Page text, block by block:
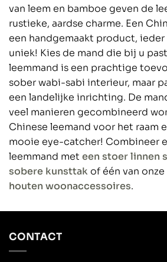
van leem en bamboe geven de
rustieke, aardse charme. Een
een handgemaakt product, ieder
uniek! Kies de mand die bij u
leemmand is een prachtige
sober wabi-sabi interieur, maar
een landelijke inrichting. De
veel manieren gecombineerd
Chinese leemand voor het raam
mooie eye-catcher! Combineer
leemmand met een stoer linnen
sobere kunsttak of één van onze
houten woonaccessoires.
CONTACT